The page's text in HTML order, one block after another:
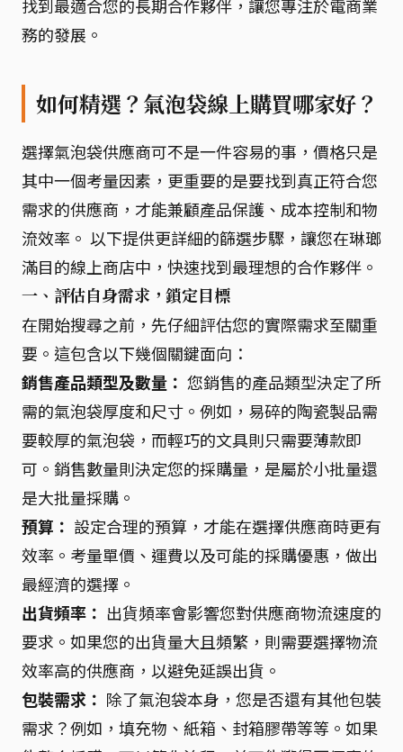
找到最適合您的長期合作夥伴，讓您專注於電商業
務的發展。
如何精選？氣泡袋線上購買哪家好？
選擇氣泡袋供應商可不是一件容易的事，價格只是
其中一個考量因素，更重要的是要找到真正符合您
需求的供應商，才能兼顧產品保護、成本控制和物
流效率。 以下提供更詳細的篩選步驟，讓您在琳瑯
滿目的線上商店中，快速找到最理想的合作夥伴。
一、評估自身需求，鎖定目標
在開始搜尋之前，先仔細評估您的實際需求至關重
要。這包含以下幾個關鍵面向：
銷售產品類型及數量： 您銷售的產品類型決定了所
需的氣泡袋厚度和尺寸。例如，易碎的陶瓷製品需
要較厚的氣泡袋，而輕巧的文具則只需要薄款即
可。銷售數量則決定您的採購量，是屬於小批量還
是大批量採購。
預算： 設定合理的預算，才能在選擇供應商時更有
效率。考量單價、運費以及可能的採購優惠，做出
最經濟的選擇。
出貨頻率： 出貨頻率會影響您對供應商物流速度的
要求。如果您的出貨量大且頻繁，則需要選擇物流
效率高的供應商，以避免延誤出貨。
包裝需求： 除了氣泡袋本身，您是否還有其他包裝
需求？例如，填充物、紙箱、封箱膠帶等等。如果